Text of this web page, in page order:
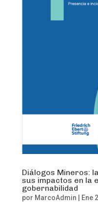
Diálogos Mineros:
sus impactos en la
gobernabilidad
por MarcoAdmin Ene